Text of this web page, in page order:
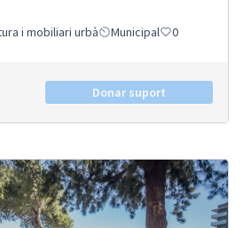
i mobiliari urbà Municipal 0
Donar suport